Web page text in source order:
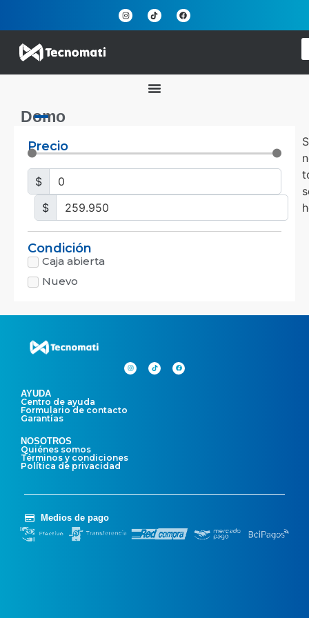
Domo
Precio
$
$
Condición
Caja abierta
Nuevo
AYUDA
Centro de ayuda
Formulario de contacto
Garantías
NOSOTROS
Quiénes somos
Términos y condiciones
Política de privacidad
Medios de pago